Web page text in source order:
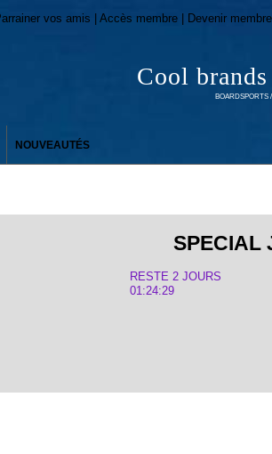
Cool
BOARDSPORTS
vos amis | Accès membre | Devenir membre
NOUVEAUTÉS
SPECIAL
RESTE 2 JOURS
01:24:29